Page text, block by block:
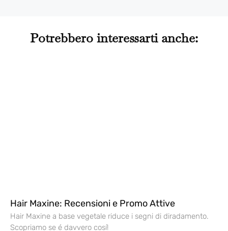
Potrebbero interessarti anche:
Hair Maxine: Recensioni e Promo Attive
Hair Maxine a base vegetale riduce i segni di diradamento.
Scopriamo se é davvero cosí!